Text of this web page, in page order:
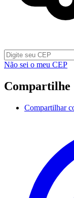
Não sei o meu CEP
Compartilhe
Compartilhar